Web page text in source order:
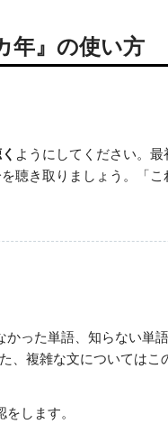
年』の使い方
ようにしてください。
聴き取りましょう。「
った単語、知らない単
、複雑な文については
します。